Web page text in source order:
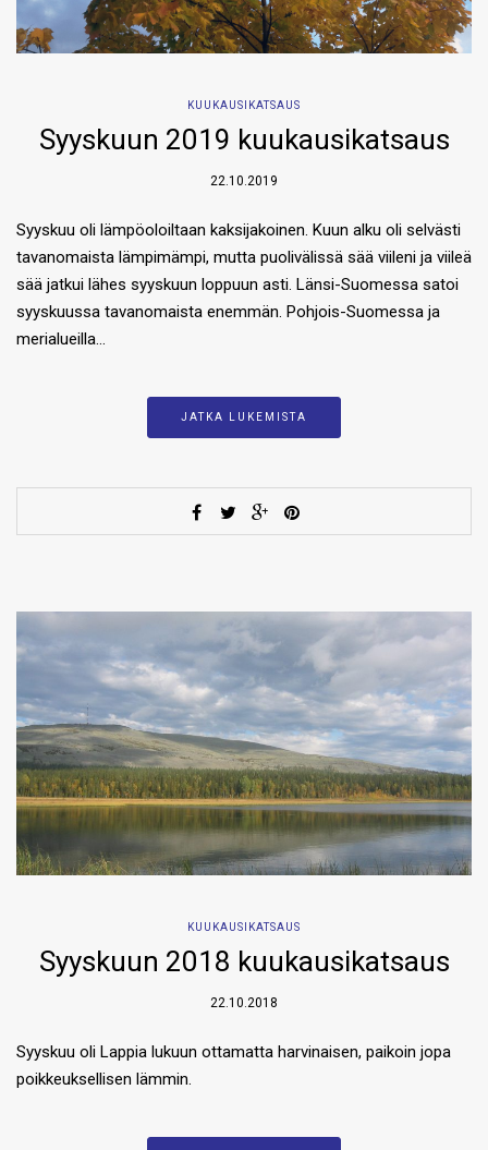
KUUKAUSIKATSAUS
Syyskuun 2019 kuukausikatsaus
22.10.2019
Syyskuu oli lämpöoloiltaan kaksijakoinen. Kuun alku oli selvästi
tavanomaista lämpimämpi, mutta puolivälissä sää viileni ja viileä
sää jatkui lähes syyskuun loppuun asti. Länsi-Suomessa satoi
syyskuussa tavanomaista enemmän. Pohjois-Suomessa ja
merialueilla…
JATKA LUKEMISTA
KUUKAUSIKATSAUS
Syyskuun 2018 kuukausikatsaus
22.10.2018
Syyskuu oli Lappia lukuun ottamatta harvinaisen, paikoin jopa
poikkeuksellisen lämmin.